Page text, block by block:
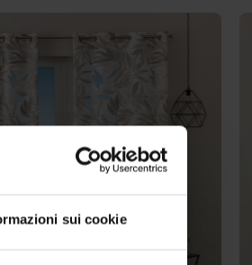
sui cookie